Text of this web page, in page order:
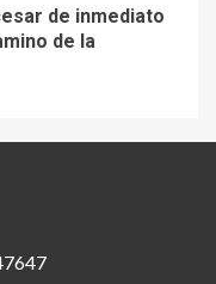
de inmediato
de la